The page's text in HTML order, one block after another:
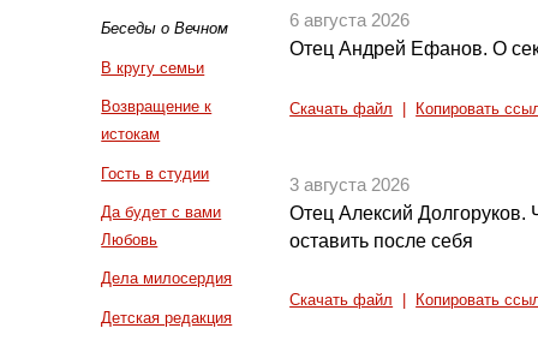
Беседы о Вечном
В кругу семьи
Возвращение к
истокам
Гость в студии
Да будет с вами
Любовь
Дела милосердия
Детская редакция
6 августа 2026
Отец Андрей Ефанов. О
Скачать файл Копировать
3 августа 2026
Отец Алексий Долгоруков.
оставить после себя
Скачать файл Копировать